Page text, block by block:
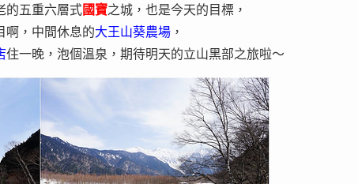
的五重六層式國寶之城，也是今天的目標，
啊，中間休息的大王山葵農場 ，
住一晚，泡個溫泉，期待明天的立山黑部之旅啦～